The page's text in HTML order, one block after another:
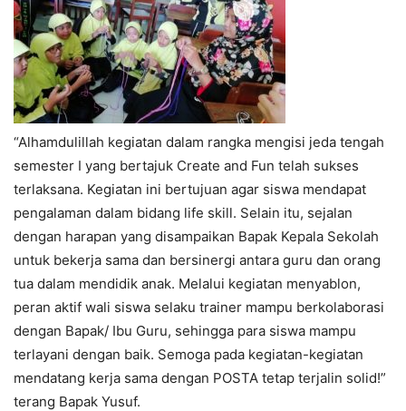
“Alhamdulillah kegiatan dalam rangka mengisi jeda tengah
semester I yang bertajuk Create and Fun telah sukses
terlaksana. Kegiatan ini bertujuan agar siswa mendapat
pengalaman dalam bidang life skill. Selain itu, sejalan
dengan harapan yang disampaikan Bapak Kepala Sekolah
untuk bekerja sama dan bersinergi antara guru dan orang
tua dalam mendidik anak. Melalui kegiatan menyablon,
peran aktif wali siswa selaku trainer mampu berkolaborasi
dengan Bapak/ Ibu Guru, sehingga para siswa mampu
terlayani dengan baik. Semoga pada kegiatan-kegiatan
mendatang kerja sama dengan POSTA tetap terjalin solid!”
terang Bapak Yusuf.